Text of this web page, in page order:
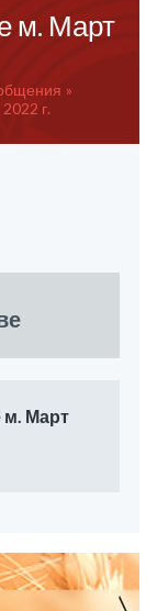
м. Март
г.
м. Март